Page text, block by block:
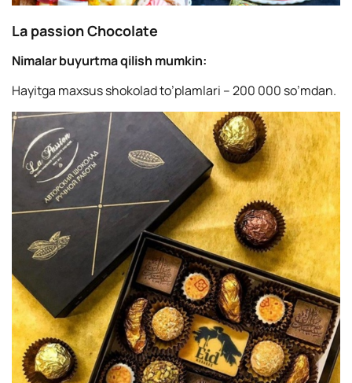
La passion Chocolate
Nimalar buyurtma qilish mumkin:
Hayitga maxsus shokolad to’plamlari – 200 000 so’mdan.